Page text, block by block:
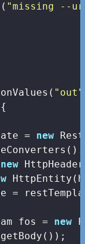
"missing --
"out"
=
new
new
HttpEntity
=
fos = new